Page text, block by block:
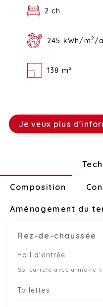
2 ch.
245 kWh/m2 /
138 m²
Je veux plus
Composition
Aménagement du
Rez-de-chaussée
Hall d'entrée
Sol carrelé avec armoire
Toilettes